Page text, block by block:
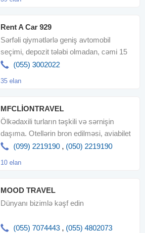
Rent A Car 929
Sərfəli qiymətlərlə geniş avtomobil
seçimi, depozit tələbi olmadan, cəmi 15
dəqiqəlik sürətli və raha
(055) 3002022
35 elan
MFCLİONTRAVEL
Ölkədaxili turların təşkili və sərnişin
daşıma. Otellərin bron edilməsi, aviabilet
sifarişi(099) 2219190 , (050) 2219190
10 elan
MOOD TRAVEL
Dünyanı bizimlə kəşf edin
(055) 7074443 , (055) 4802073